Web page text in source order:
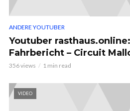
ANDERE YOUTUBER
Youtuber
Fahrbericht – Circuit
356 views 1 min read
VIDEO